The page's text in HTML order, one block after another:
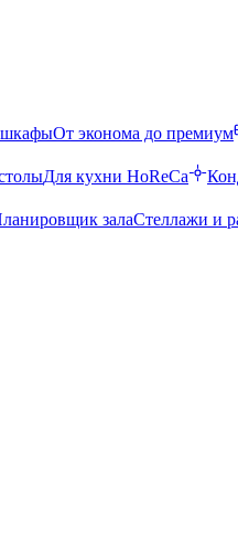
шкафыОт эконома до премиум
Для кухни HoReCa
залаСтеллажи и